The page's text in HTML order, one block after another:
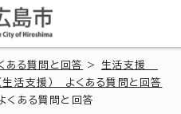
ある質問と回答 > 生活支援
生活支援） よくある質問と回答
くある質問と回答